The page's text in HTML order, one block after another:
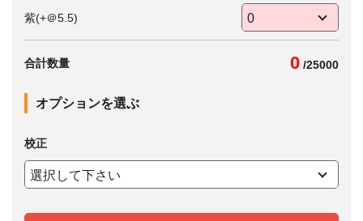
紫(+＠5.5)
合計数量 0 /25000
オプションを選ぶ
校正